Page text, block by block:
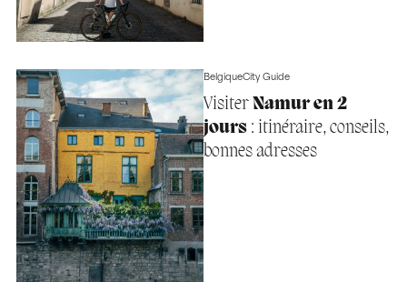
BelgiqueCity Guide
Visiter Namur en 2
jours: itinéraire, conseils,
bonnes adresses